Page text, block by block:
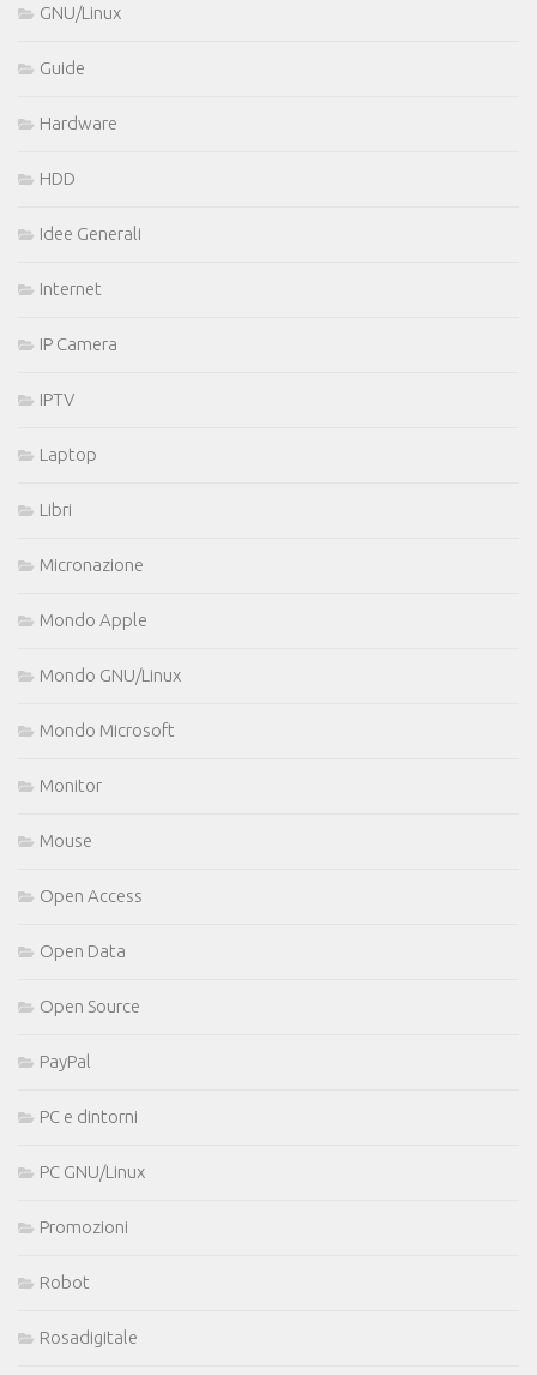
GNU/Linux
Guide
Hardware
HDD
Idee Generali
Internet
IP Camera
IPTV
Laptop
Libri
Micronazione
Mondo Apple
Mondo GNU/Linux
Mondo Microsoft
Monitor
Mouse
Open Access
Open Data
Open Source
PayPal
PC e dintorni
PC GNU/Linux
Promozioni
Robot
Rosadigitale